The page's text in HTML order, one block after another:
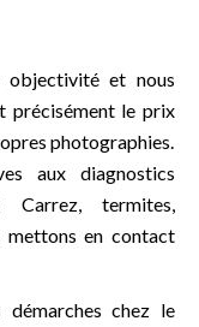
objectivité et nous
précisément le prix
photographies.
aux diagnostics
Carrez, termites,
en contact
démarches chez le